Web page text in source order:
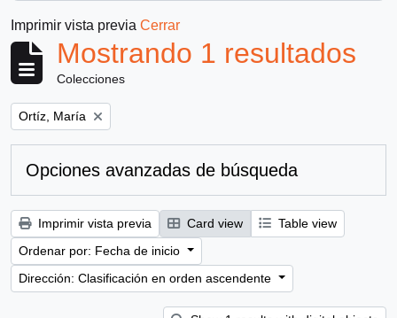
Imprimir vista previa Cerrar
Mostrando 1 resultados
Colecciones
Remove filter:
Ortíz, María
Opciones avanzadas de búsqueda
Imprimir vista previa Card view
Table view
Ordenar por: Fecha de inicio
Dirección: Clasificación en orden ascendente